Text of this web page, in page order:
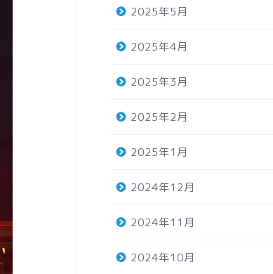
2025年5月
2025年4月
2025年3月
2025年2月
2025年1月
2024年12月
2024年11月
2024年10月